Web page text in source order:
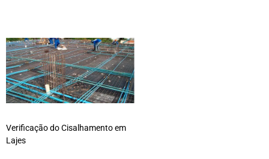
Verificação do Cisalhamento em
Lajes